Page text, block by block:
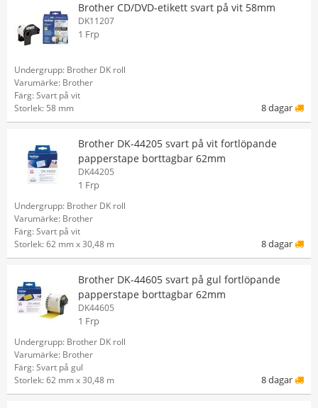
Brother CD/DVD-etikett svart på vit 58mm
DK11207
1 Frp
Undergrupp: Brother DK roll
Varumärke: Brother
Färg: Svart på vit
Storlek: 58 mm
8 dagar
Brother DK-44205 svart på vit fortlöpande
papperstape borttagbar 62mm
DK44205
1 Frp
Undergrupp: Brother DK roll
Varumärke: Brother
Färg: Svart på vit
Storlek: 62 mm x 30,48 m
8 dagar
Brother DK-44605 svart på gul fortlöpande
papperstape borttagbar 62mm
DK44605
1 Frp
Undergrupp: Brother DK roll
Varumärke: Brother
Färg: Svart på gul
Storlek: 62 mm x 30,48 m
8 dagar